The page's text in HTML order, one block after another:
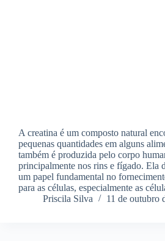
A creatina é um composto natural
pequenas quantidades em alguns
também é produzida pelo corpo
principalmente nos rins e fígado. Ela
um papel fundamental no
para as células, especialmente as
Priscila Silva
11 de outubro